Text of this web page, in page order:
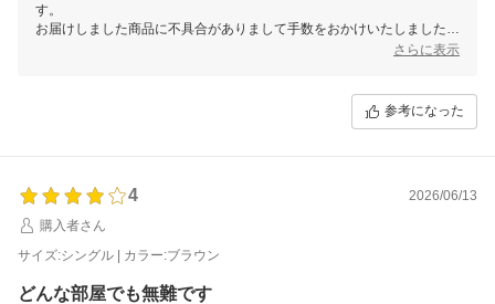
す。
お届けしました商品に不具合がありまして手数をおかけいたしました。
さらに表示
参考になった
4
2026/06/13
購入者さん
サイズ:シングル | カラー:ブラウン
どんな部屋でも無難です